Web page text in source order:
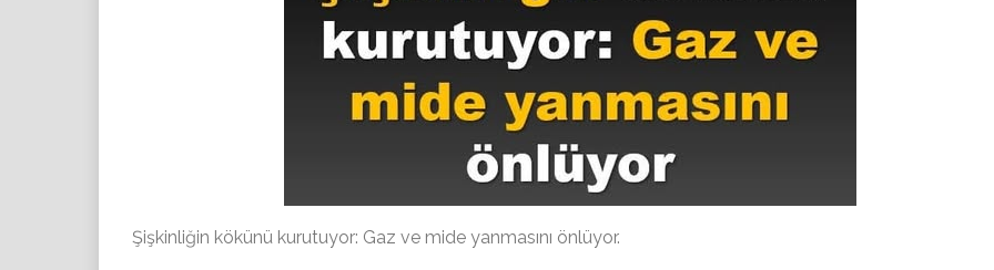
Şişkinliğin kökünü kurutuyor: Gaz ve mide yanmasını önlüyor.